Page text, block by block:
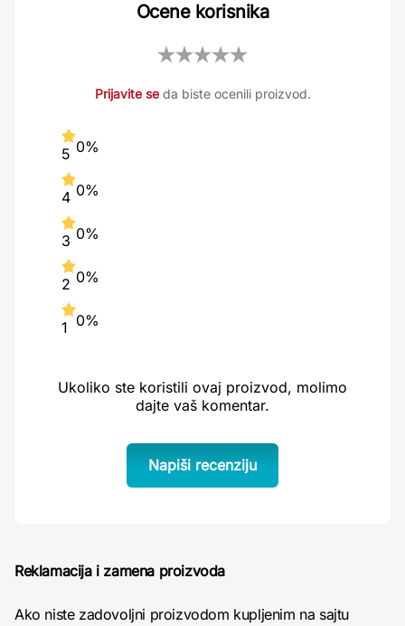
Ocene korisnika
Prijavite seda biste ocenili proizvod.
5 0%
4 0%
3 0%
2 0%
1 0%
Ukoliko ste koristili ovaj proizvod, molimo
dajte vaš komentar.
Napiši recenziju
Reklamacija i zamena proizvoda
Ako niste zadovoljni proizvodom kupljenim na sajtu